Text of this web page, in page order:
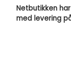
Netbutikken
med levering